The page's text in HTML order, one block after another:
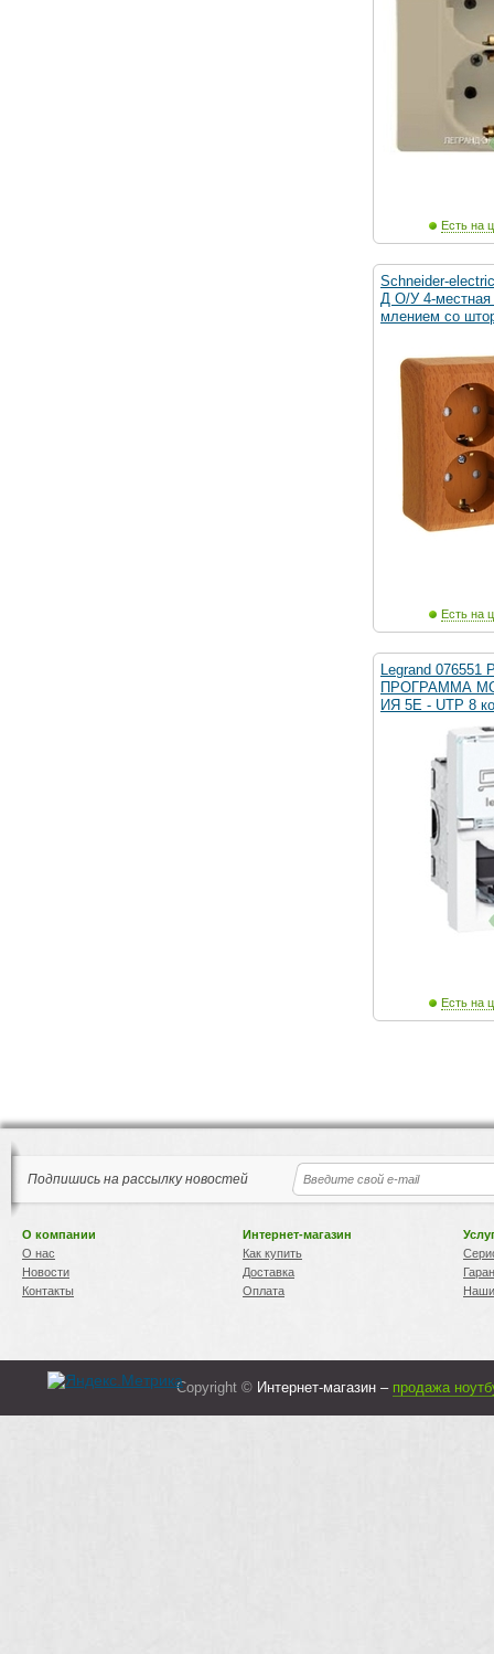
Есть на
Schneider-
Д O/У 4-
млением со
Есть на
Legrand
ПРОГРАММА
ИЯ 5Е - UTP 8
Есть на
Подпишись на рассылку новостей
О компании
О нас
Новости
Контакты
Интернет-магазин
Как купить
Доставка
Оплата
Copyright © Интернет-магазин – продажа